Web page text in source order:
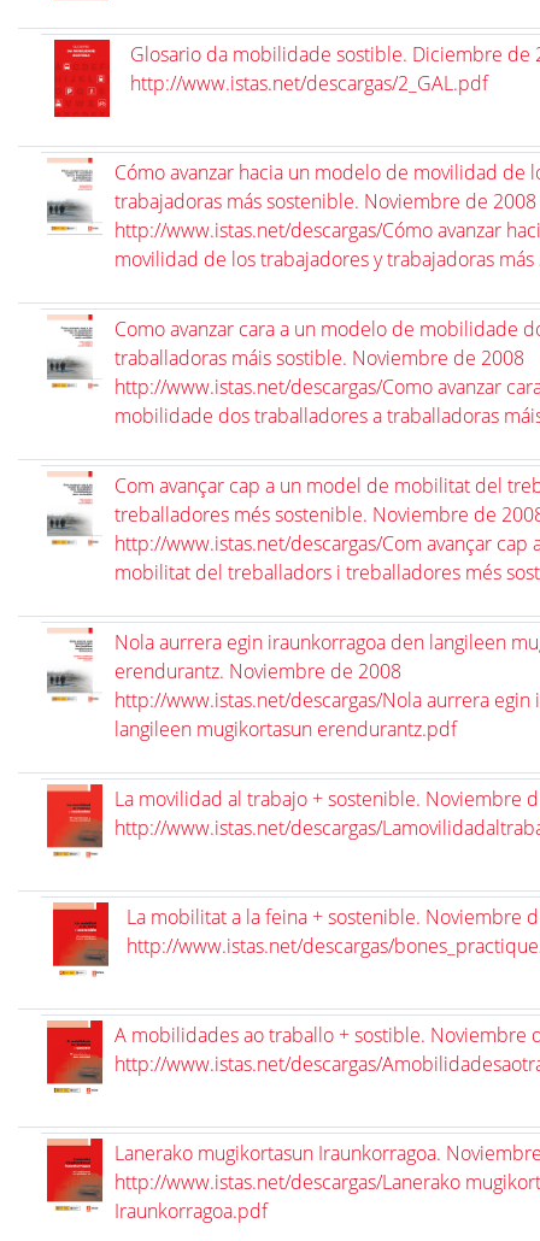
Glosario da mobilidade sostible. Diciembre de
http://www.istas.net/descargas/2_GAL.pdf
Cómo avanzar hacia un modelo de movilidad de
trabajadoras más sostenible. Noviembre de 2008
http://www.istas.net/descargas/Cómo avanzar
movilidad de los trabajadores y trabajadoras
Como avanzar cara a un modelo de mobilidade
traballadoras máis sostible. Noviembre de 2008
http://www.istas.net/descargas/Como avanzar
mobilidade dos traballadores a traballadoras
Com avançar cap a un model de mobilitat del
treballadores més sostenible. Noviembre de
http://www.istas.net/descargas/Com avançar cap
mobilitat del treballadors i treballadores més
Nola aurrera egin iraunkorragoa den langileen
erendurantz. Noviembre de 2008
http://www.istas.net/descargas/Nola aurrera egin
langileen mugikortasun erendurantz.pdf
La movilidad al trabajo + sostenible. Noviembre
http://www.istas.net/descargas/
La mobilitat a la feina + sostenible. Noviembre
http://www.istas.net/descargas/
A mobilidades ao traballo + sostible. Noviembre
http://www.istas.net/descargas/
Lanerako mugikortasun Iraunkorragoa.
http://www.istas.net/descargas/Lanerako
Iraunkorragoa.pdf